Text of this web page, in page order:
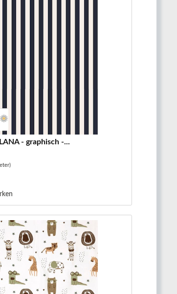
- graphisch -...